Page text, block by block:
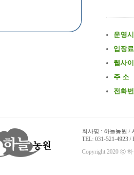
운영
입장료
웹사
주 소
전화
회사명 : 하늘농원 /
TEL: 031-521-4923 /
Copyright 2020 ⓒ 하